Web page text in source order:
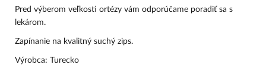
Pred výberom veľkosti ortézy vám odporúčame poradiť sa s
lekárom.
Zapínanie na kvalitný suchý zips.
Výrobca: Turecko